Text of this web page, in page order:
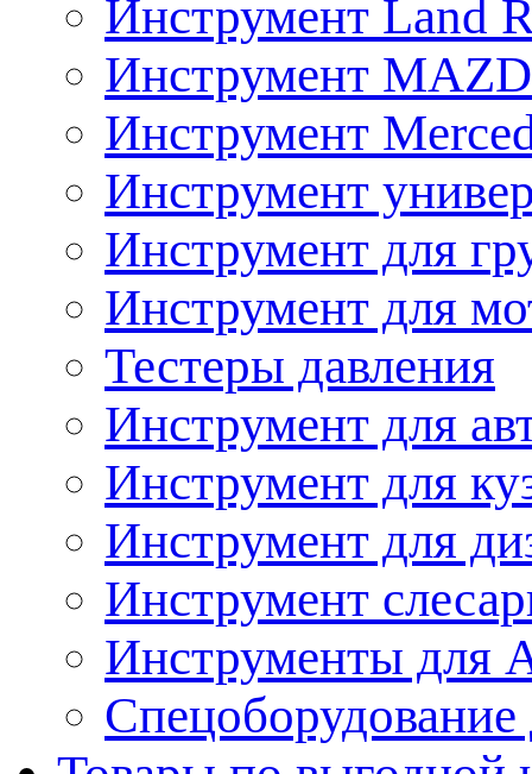
Инструмент Land
Инструмент
Инструмент
Инструмент
Инструмент для
Инструмент для
Тестеры давления
Инструмент для
Инструмент для
Инструмент для
Инструмент
Инструменты
Спецоборудование